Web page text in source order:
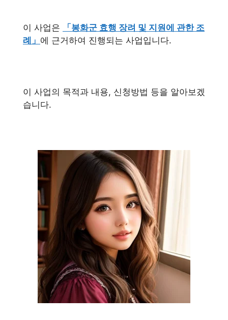
이 사업은
「봉화군 효행 장려 및 지원에 관한 조
례」 에 근거하여 진행되는 사업입니다.
이 사업의 목적과 내용, 신청방법 등을 알아보겠
습니다.